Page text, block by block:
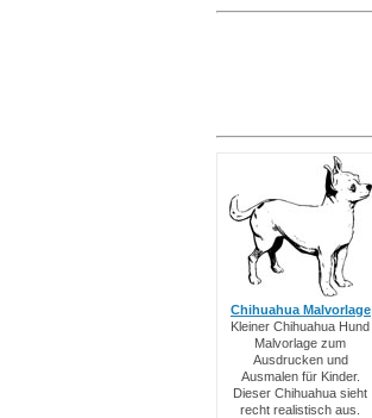
Chihuahua Malvorlage
Kleiner Chihuahua Hund
Malvorlage zum
Ausdrucken und
Ausmalen für Kinder.
Dieser Chihuahua sieht
recht realistisch aus.